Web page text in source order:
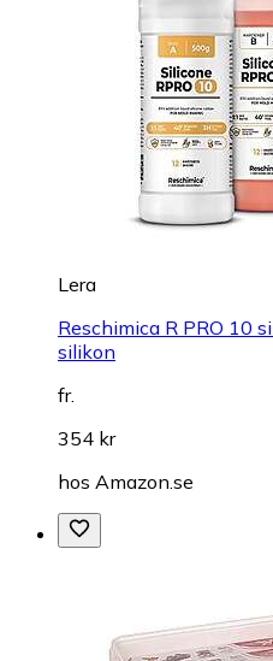
Lera
Reschimica R PRO 10
silikon
fr.
354 kr
hos Amazon.se